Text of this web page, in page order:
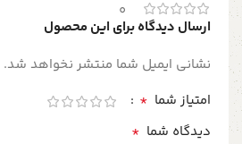
0
ارسال دیدگاه برای این محصول
نشانی ایمیل شما منتشر نخواهد شد.
امتیاز شما *
دیدگاه شما *